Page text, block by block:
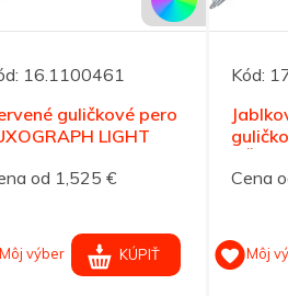
16.1100461
guličkové pero
LIGHT
od 1,525 €
Môj výber KÚPIŤ
Kód:
Cena
Môj